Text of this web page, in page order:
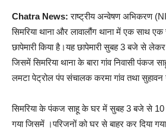
Chatra News: राष्ट्रीय अन्वेषण अभिकरण
सिमरिया थाना और लावालौंग थाना में एक साथ
छापेमारी किया है।यह छापेमारी सुबह 3 बजे से
जिसमें सिमरिया थाना के बारा गांव निवासी पंकज
लमटा पेट्रोल पंप संचालक करमा गांव तथा सुहावन
सिमरिया के पंकज साहू के घर में सुबह 3 बजे से 10
गया जिसमें ।परिजनों को घर से बाहर कर दिया